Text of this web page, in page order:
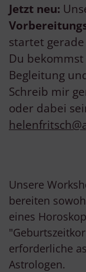
Jetzt neu:
startet
Du
Begleitung
Schreib mir
oder dabei
Unsere
bereiten
eines
erforderliche
Astrologen.